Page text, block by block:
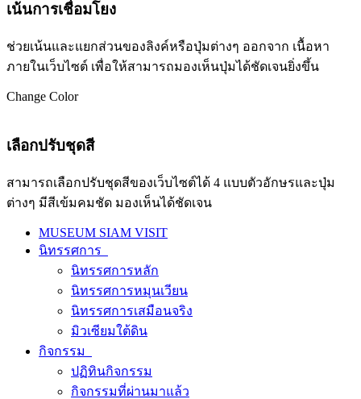
เน้นการเชื่อมโยง
ช่วยเน้นและแยกส่วนของลิงค์หรือปุ่มต่างๆ ออกจาก เนื้อหา
ภายในเว็บไซต์ เพื่อให้สามารถมองเห็นปุ่มได้ชัดเจนยิ่งขึ้น
Change Color
เลือกปรับชุดสี
สามารถเลือกปรับชุดสีของเว็บไซต์ได้ 4 แบบตัวอักษรและปุ่ม
ต่างๆ มีสีเข้มคมชัด มองเห็นได้ชัดเจน
MUSEUM SIAM VISIT
นิทรรศการ
นิทรรศการหลัก
นิทรรศการหมุนเวียน
นิทรรศการเสมือนจริง
มิวเซียมใต้ดิน
กิจกรรม
ปฏิทินกิจกรรม
กิจกรรมที่ผ่านมาแล้ว